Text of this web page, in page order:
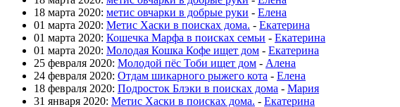
18 марта 2020: метис овчарки в добрые руки - Елена
01 марта 2020: Метис Хаски в поисках дома. - Екатерина
01 марта 2020: Кошечка Марфа в поисках семьи - Екатерина
01 марта 2020: Молодая Кошка Кофе ищет дом - Екатерина
25 февраля 2020: Молодой пёс Тоби ищет дом - Алена
24 февраля 2020: Отдам шикарного рыжего кота - Елена
18 февраля 2020: Подросток Блэки в поисках дома - Мария
31 января 2020: Метис Хаски в поисках дома. - Екатерина